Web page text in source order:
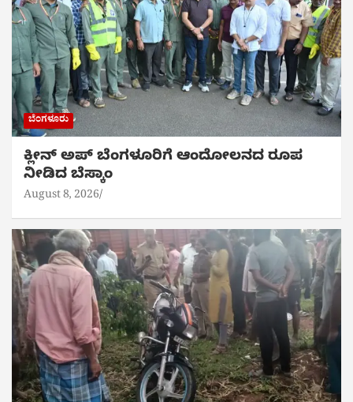
ಬೆಂಗಳೂರು
ಕ್ಲೀನ್ ಅಪ್ ಬೆಂಗಳೂರಿಗೆ ಆಂದೋಲನದ ರೂಪ
ನೀಡಿದ ಬೆಸ್ಕಾಂ
August 8, 2026